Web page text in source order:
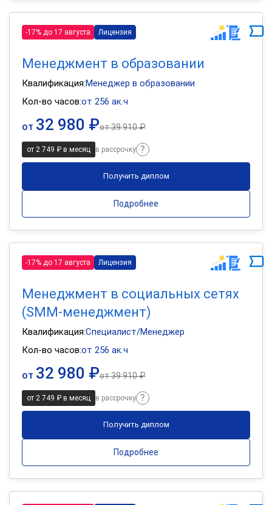
-17% до 17 августа Лицензия
Менеджмент в образовании
Квалификация:Менеджер в образовании
Кол-во часов:от 256 ак.ч
от 32 980 ₽от39 910 ₽
от 2 749 ₽ в месяц в рассрочку
Получить диплом
Подробнее
-17% до 17 августа Лицензия
Менеджмент в социальных сетях
(SMM-менеджмент)
Квалификация:Специалист/Менеджер
Кол-во часов:от 256 ак.ч
от 32 980 ₽от39 910 ₽
от 2 749 ₽ в месяц в рассрочку
Получить диплом
Подробнее